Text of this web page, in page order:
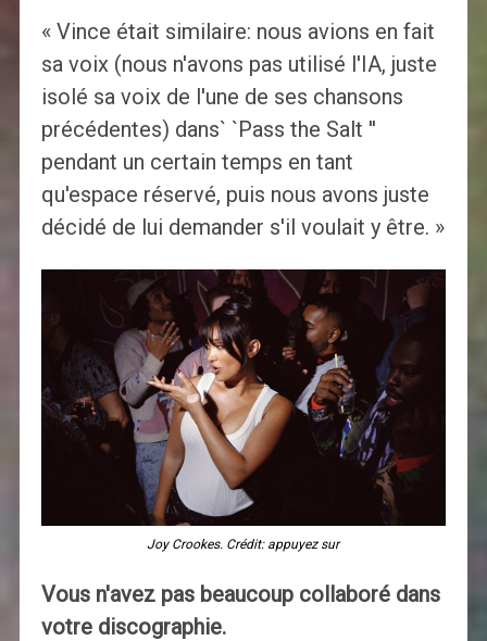
« Vince était similaire: nous avions en fait
sa voix (nous n'avons pas utilisé l'IA, juste
isolé sa voix de l'une de ses chansons
précédentes) dans` `Pass the Salt ''
pendant un certain temps en tant
qu'espace réservé, puis nous avons juste
décidé de lui demander s'il voulait y être. »
Joy Crookes. Crédit: appuyez sur
Vous n'avez pas beaucoup collaboré dans
votre discographie.